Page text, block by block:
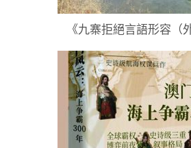
《九寨拒絕言語形容（